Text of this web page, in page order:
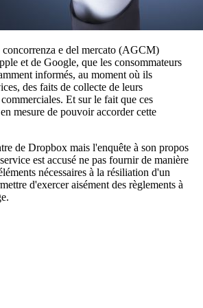
e del mercato (AGCM)
et de Google, que les consommateurs
informés, au moment où ils
des faits de collecte de leurs
Et sur le fait que ces
mesure de pouvoir accorder cette
de Dropbox mais l'enquête à son propos
est accusé ne pas fournir de manière
nécessaires à la résiliation d'un
d'exercer aisément des règlements à